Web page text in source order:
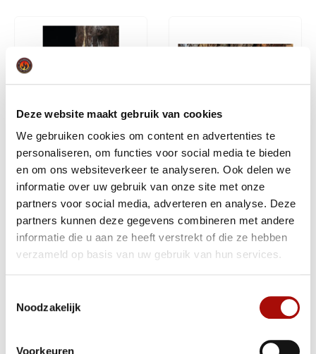
Deze website maakt gebruik van cookies
We gebruiken cookies om content en advertenties te
personaliseren, om functies voor social media te bieden
en om ons websiteverkeer te analyseren. Ook delen we
informatie over uw gebruik van onze site met onze
partners voor social media, adverteren en analyse. Deze
partners kunnen deze gegevens combineren met andere
informatie die u aan ze heeft verstrekt of die ze hebben
verzameld op basis van uw gebruik van hun services.
Noodzakelijk
Voorkeuren
Olie kannetje -
Gemakkelijk olijfolie
toevoegen aan de pizza
€35,00
Deegcutter - Hulpmiddel
deeg snijden pizza en
€9,00